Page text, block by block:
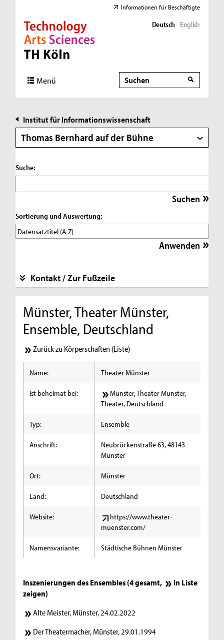
Direkt zur Hauptnavigation
Direkt zur Subnavigation
Direkt zum Inhalt
Direkt zum Fußbereich
Informationen für Beschäftigte
Deutsch English
Menü Suche
Suche
Institut für Informationswissenschaft
Thomas Bernhard auf der Bühne
Suche:
Sortierung und Auswertung:
Kontakt / Zur Fußzeile
Münster, Theater Münster,
Ensemble, Deutschland
Zurück zu Körperschaften (Liste)
Name: Theater Münster
ist beheimat bei:
Münster, Theater Münster,
Theater, Deutschland
Typ: Ensemble
Anschrift:
Neubrückenstraße 63, 48143
Münster
Ort: Münster
Land: Deutschland
Website:
https://www.theater-
muenster.com/
Namensvariante: Städtische Bühnen Münster
Inszenierungen des Ensembles (4 gesamt,
in Liste
zeigen)
Alte Meister, Münster, 24.02.2022
Der Theatermacher, Münster, 29.01.1994